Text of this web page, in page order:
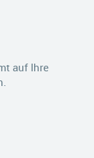
auf Ihre